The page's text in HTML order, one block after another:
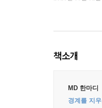
책소개
MD 한마디
경계를 지